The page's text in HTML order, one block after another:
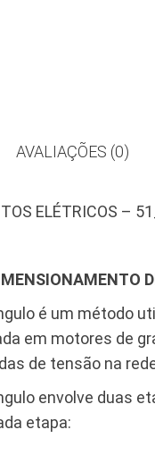
AVALIAÇÕES (0)
ELÉTRICOS –
é um método
em motores de
de tensão na
envolve duas
etapa: